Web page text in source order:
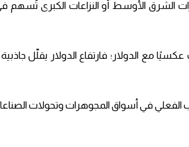
الشرق الأوسط أو النزاعات الكبرى
مع الدولار؛ فارتفاع الدولار يقلّل
في أسواق المجوهرات وتحولات